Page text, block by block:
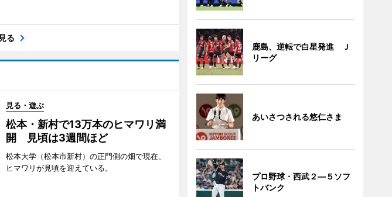
る
見る・遊ぶ
松本・新村で13万本のヒマワリ満
開 見頃は3週間ほど
松本大学（松本市新村）の正門側の畑で現在、
ヒマワリが見頃を迎えている。
鹿島、逆転で白星発進 Ｊ
リーグ
あいさつされる悠仁さま
プロ野球・西武２―５ソフ
トバンク